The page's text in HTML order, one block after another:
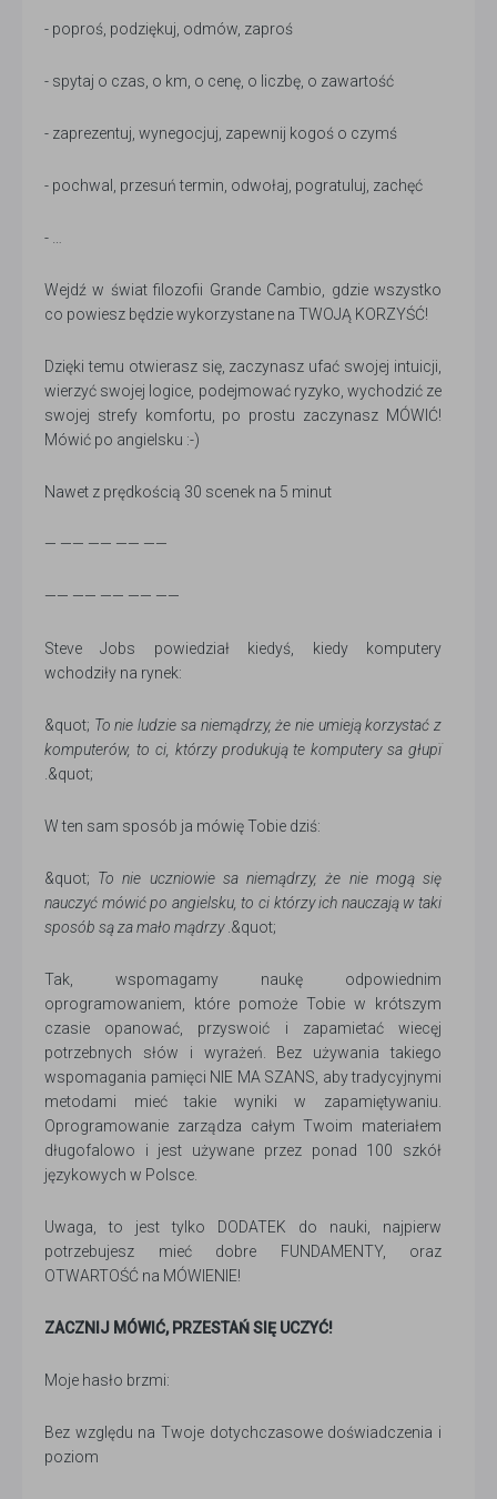
- poproś, podziękuj, odmów, zaproś
- spytaj o czas, o km, o cenę, o liczbę, o zawartość
- zaprezentuj, wynegocjuj, zapewnij kogoś o czymś
- pochwal, przesuń termin, odwołaj, pogratuluj, zachęć
- …
Wejdź w świat filozofii Grande Cambio, gdzie wszystko
co powiesz będzie wykorzystane na TWOJĄ KORZYŚĆ!
Dzięki temu otwierasz się, zaczynasz ufać swojej intuicji,
wierzyć swojej logice, podejmować ryzyko, wychodzić ze
swojej strefy komfortu, po prostu zaczynasz MÓWIĆ!
Mówić po angielsku :-)
Nawet z prędkością 30 scenek na 5 minut
— —— —— —— ——
—— —— —— —— ——
Steve Jobs powiedział kiedyś, kiedy komputery
wchodziły na rynek:
&quot; To nie ludzie sa niemądrzy, że nie umieją korzystać z
komputerów, to ci, którzy produkują te komputery sa głupï
.&quot;
W ten sam sposób ja mówię Tobie dziś:
&quot; To nie uczniowie sa niemądrzy, że nie mogą się
nauczyć mówić po angielsku, to ci którzy ich nauczają w taki
sposób są za mało mądrzy.&quot;
Tak, wspomagamy naukę odpowiednim
oprogramowaniem, które pomoże Tobie w krótszym
czasie opanować, przyswoić i zapamietać wiecęj
potrzebnych słów i wyrażeń. Bez używania takiego
wspomagania pamięci NIE MA SZANS, aby tradycyjnymi
metodami mieć takie wyniki w zapamiętywaniu.
Oprogramowanie zarządza całym Twoim materiałem
długofalowo i jest używane przez ponad 100 szkół
językowych w Polsce.
Uwaga, to jest tylko DODATEK do nauki, najpierw
potrzebujesz mieć dobre FUNDAMENTY, oraz
OTWARTOŚĆ na MÓWIENIE!
ZACZNIJ MÓWIĆ, PRZESTAŃ SIĘ UCZYĆ!
Moje hasło brzmi:
Bez względu na Twoje dotychczasowe doświadczenia i
poziom